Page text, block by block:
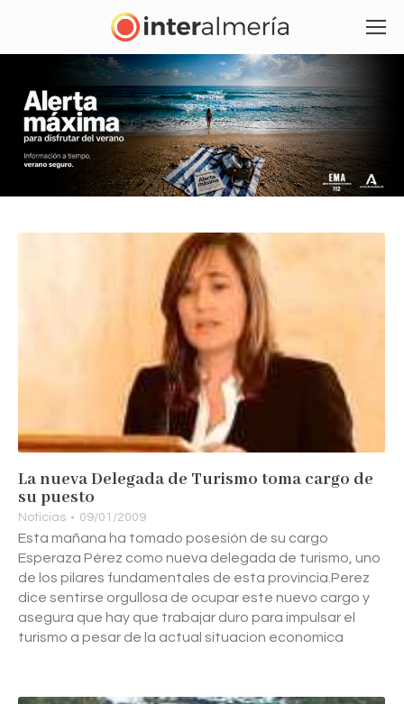
La nueva Delegada de Turismo toma cargo de
su puesto
Noticias 09/01/2009
Esta mañana ha tomado posesión de su cargo
Esperaza Pérez como nueva delegada de turismo, uno
de los pilares fundamentales de esta provincia.Perez
dice sentirse orgullosa de ocupar este nuevo cargo y
asegura que hay que trabajar duro para impulsar el
turismo a pesar de la actual situacion economica